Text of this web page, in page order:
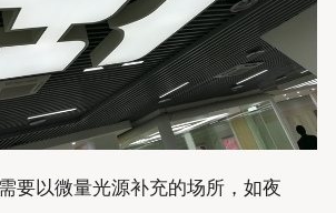
要以微量光源补充的场所，如夜